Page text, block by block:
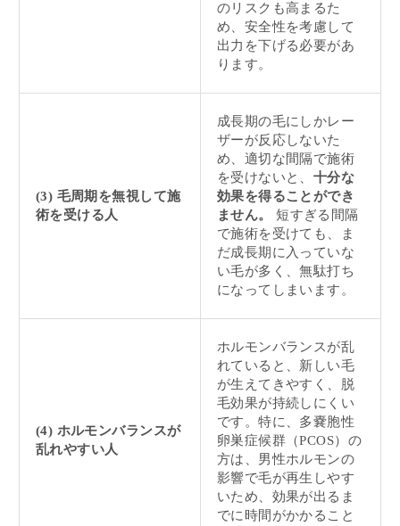
のリスクも高まるた
め、安全性を考慮して
出力を下げる必要があ
ります。
(3) 毛周期を無視して施
術を受ける人
成長期の毛にしかレー
ザーが反応しないた
め、適切な間隔で施術
を受けないと、 十分な
効果を得ることができ
ません。
短すぎる間隔
で施術を受けても、ま
だ成長期に入っていな
い毛が多く、無駄打ち
になってしまいます。
(4) ホルモンバランスが
乱れやすい人
ホルモンバランスが乱
れていると、新しい毛
が生えてきやすく、脱
毛効果が持続しにくい
です。特に、多嚢胞性
卵巣症候群（PCOS）の
方は、男性ホルモンの
影響で毛が再生しやす
いため、効果が出るま
でに時間がかかること